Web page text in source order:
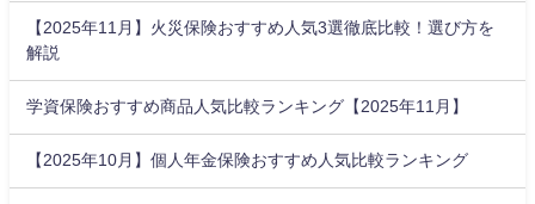
【2025年11月】火災保険おすすめ人気3選徹底比較！選び方を
解説
学資保険おすすめ商品人気比較ランキング【2025年11月】
【2025年10月】個人年金保険おすすめ人気比較ランキング